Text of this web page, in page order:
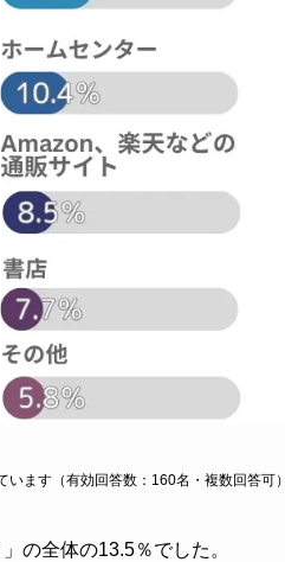
います（有効回答数：160名・複数回答可
の全体の13.5％でした。